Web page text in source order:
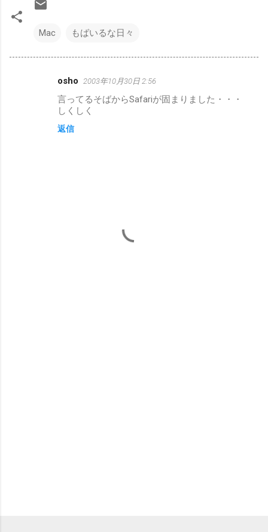
Mac もばいるな日々
osho 2003年10月30日 2:56
言ってるそばからSafariが固まりました・・・
しくしく
返信